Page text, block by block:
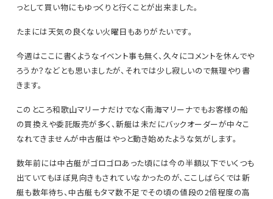
っとして買い物にもゆっくりと行くことが出来ました。
たまには天気の良くない火曜日もありがたいです。
今週はここに書くようなイベント事も無く、久々にコメントを休んでや
ろうか？などとも思いましたが、それでは少し寂しいので無理やり書
きます。
このところ和歌山マリーナだけでなく南海マリーナでもお客様の船
の買換えや委託販売が多く、新艇は未だにバックオーダーが中々こ
なれてきませんが中古艇はやっと動き始めたような気がします。
数年前には中古艇がゴロゴロあった頃には今の半額以下でいくつも
出ていてもほぼ見向きもされていなかったのが、ここしばらくでは新
艇も数年待ち、中古艇もタマ数不足でその頃の値段の2倍程度の高